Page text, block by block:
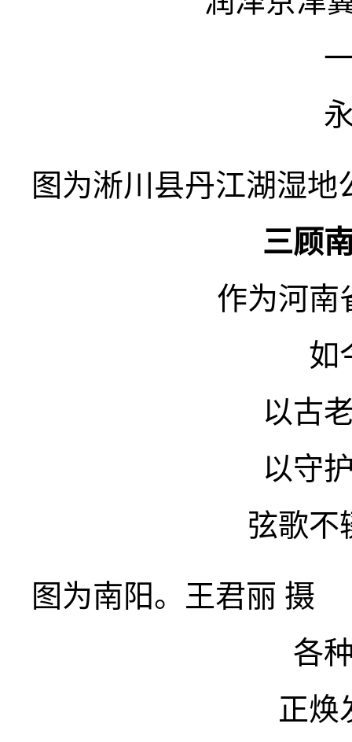
图为淅川县丹江湖湿
三顾
作为河南
如
以古
以守
弦歌不
图为南阳。王君丽 摄
各
正焕